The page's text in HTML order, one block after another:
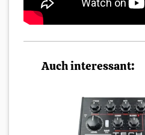
Auch interessant: